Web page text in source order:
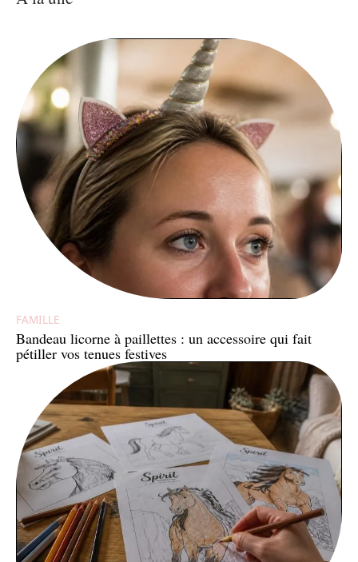
FAMILLE
Bandeau licorne à paillettes : un accessoire qui fait
pétiller vos tenues festives